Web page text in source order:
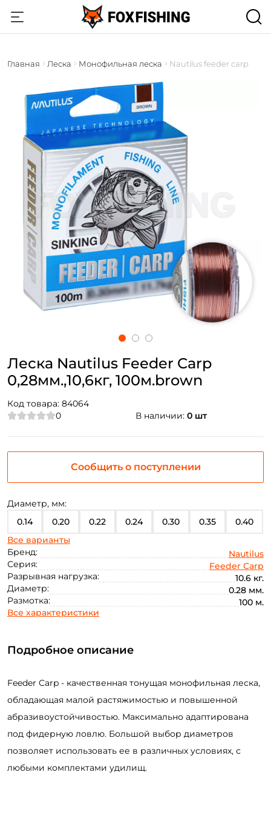
Главная Леска Монофильная леска Nautilus feeder carp
Леска Nautilus Feeder Carp
0,28мм.,10,6кг, 100м.brown
Код товара: 84064
0
В наличии: 0 шт
Диаметр, мм:
0.14
0.20 0.22 0.24 0.30 0.35 0.40
0.16 0.18
Все варианты
Бренд:
Nautilus
Серия:
Feeder Carp
Разрывная нагрузка:
10.6 кг.
Диаметр:
0.28 мм.
Размотка:
100 м.
Все характеристики
Сообщить о поступлении
Подробное описание
Feeder Carp - качественная тонущая монофильная леска,
обладающая малой растяжимостью и повышенной
абразивоустойчивостью. Максимально адаптирована
под фидерную ловлю. Большой выбор диаметров
позволяет использовать ее в различных условиях, с
любыми комплектами удилищ.